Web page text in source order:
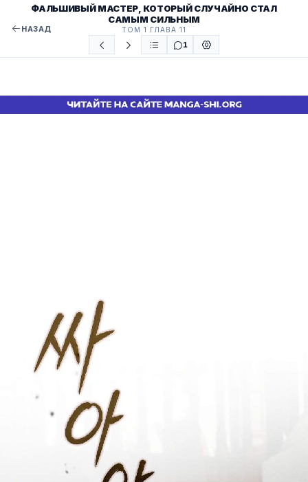
НАЗАД
ФАЛЬШИВЫЙ МАСТЕР, КОТОРЫЙ СЛУЧАЙНО СТАЛ
САМЫМ СИЛЬНЫМ
ТОМ 1 ГЛАВА 11
1